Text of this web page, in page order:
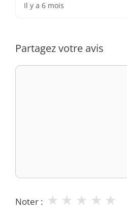
Il y a 6 mois
Partagez votre avis
Commentaire
Noter : ★
★
★
★
★